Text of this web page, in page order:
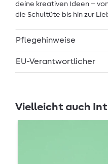
deine kreativen Ideen –
die Schultüte bis hin zur
Pflegehinweise
EU-Verantwortlicher
Vielleicht auch